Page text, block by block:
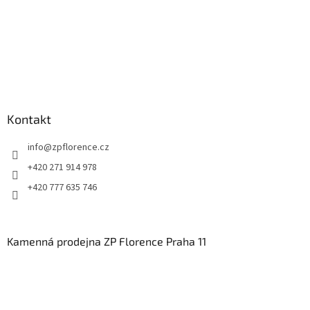
Kontakt
info@zpflorence.cz
+420 271 914 978
+420 777 635 746
Kamenná prodejna ZP Florence Praha 11